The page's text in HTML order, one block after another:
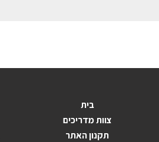
בית
צוות מדריכים
תקנון האתר